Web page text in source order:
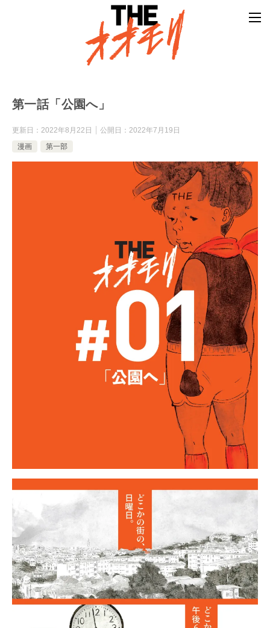
第一話「公園へ」
更新日： 2022年8月22日 公開日： 2022年7月19日
漫画
第一部